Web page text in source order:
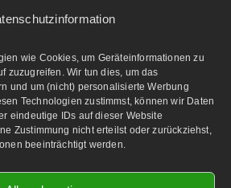
wie Cookies, um Geräteinformationen zu
zuzugreifen. Wir tun dies, um das
und um (nicht) personalisierte Werbung
Technologien zustimmst, können wir Daten
eindeutige IDs auf dieser Website
Zustimmung nicht erteilst oder zurückziehst,
beeinträchtigt werden.